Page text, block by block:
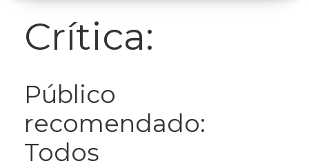
Crítica:
Público
recomendado:
Todos